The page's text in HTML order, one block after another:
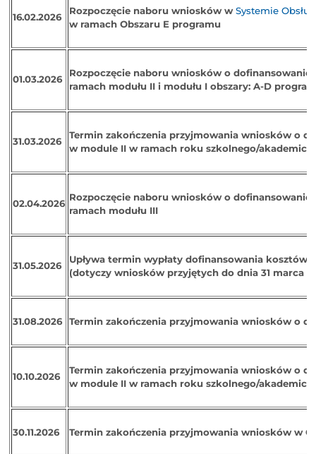
16.02.2026
Rozpoczęcie naboru wniosków wSystemie
w ramach Obszaru E programu
01.03.2026
Rozpoczęcie naboru wniosków o
ramach modułu II i modułu I obszary: A-D
31.03.2026
Termin zakończenia przyjmowania wniosków o
w module II w ramach roku szkolnego/
02.04.2026
Rozpoczęcie naboru wniosków o
ramach modułu III
31.05.2026
Upływa termin wypłaty dofinansowania kosztów
(dotyczy wniosków przyjętych do dnia 31 marca
31.08.2026 Termin zakończenia przyjmowania wniosków o
10.10.2026
Termin zakończenia przyjmowania wniosków o
w module II w ramach roku szkolnego/
30.11.2026 Termin zakończenia przyjmowania wniosków w